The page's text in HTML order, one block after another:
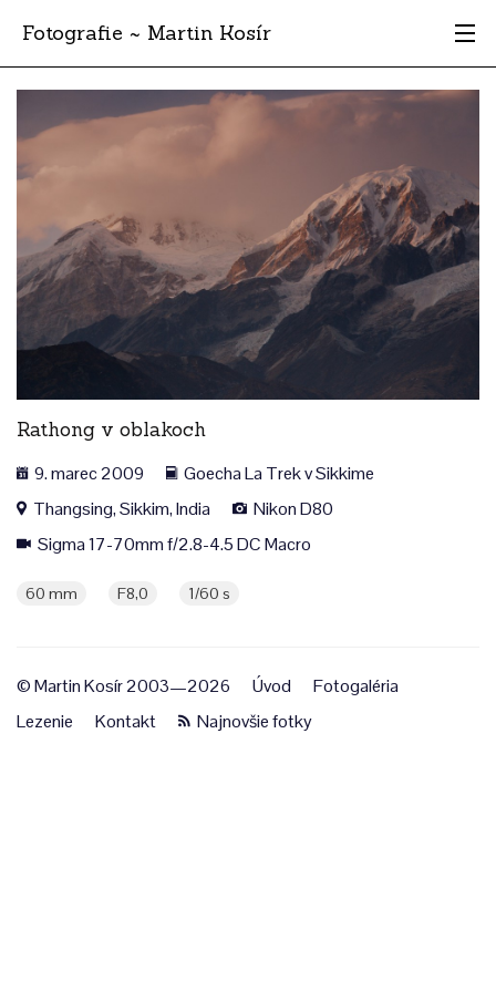
Fotografie ~ Martin Kosír
Moje obľúbené
Albumy
Archív
Vyhľadávanie
Rathong v oblakoch
9. marec 2009
Goecha La Trek v Sikkime
Thangsing, Sikkim, India
Nikon D80
Sigma 17-70mm f/2.8-4.5 DC Macro
60 mm F8,0 1/60 s
© Martin Kosír 2003—2026 Úvod
Fotogaléria
Lezenie
Kontakt Najnovšie fotky